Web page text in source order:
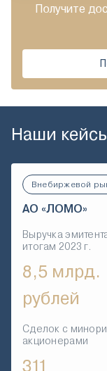
Получите
Наши
Внебиржевой
АО «ЛОМО»
Выручка
итогам 2023 г.
8,5 млрд.
рублей
Сделок с
акционерами
311